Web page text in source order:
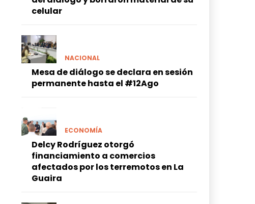
celular
NACIONAL
Mesa de diálogo se declara en sesión
permanente hasta el #12Ago
ECONOMÍA
Delcy Rodríguez otorgó
financiamiento a comercios
afectados por los terremotos en La
Guaira